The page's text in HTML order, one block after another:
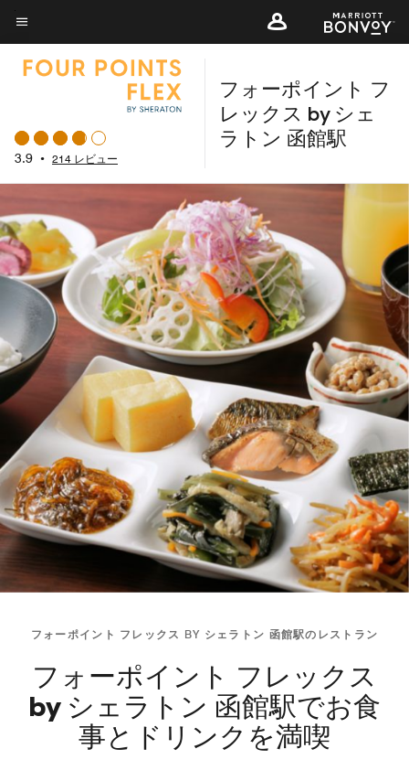
Skip
to
main
メニューのテキスト
3.9 • 214 レビュー
フォーポイント フ
レックス by シェ
ラトン 函館駅
フォーポイント フレックス BY シェラトン 函館駅のレストラン
フォーポイント フレックス
by シェラトン 函館駅でお食
事とドリンクを満喫